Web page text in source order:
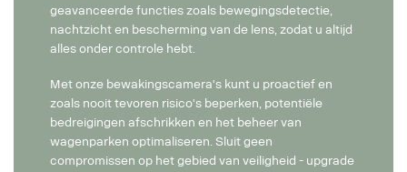
geavanceerde functies zoals bewegingsdetectie,
nachtzicht en bescherming van de lens, zodat u altijd
alles onder controle hebt.
Met onze bewakingscamera's kunt u proactief en
zoals nooit tevoren risico's beperken, potentiële
bedreigingen afschrikken en het beheer van
wagenparken optimaliseren. Sluit geen
compromissen op het gebied van veiligheid - upgrade